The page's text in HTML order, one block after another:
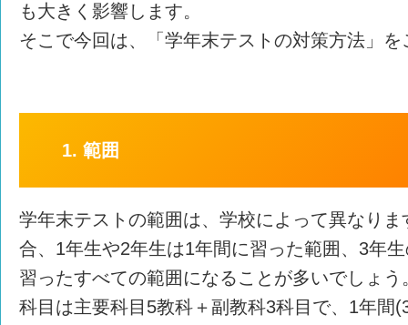
も大きく影響します。
そこで今回は、「学年末テストの対策方法」
1. 範囲
学年末テストの範囲は、学校によって異なり
合、1年生や2年生は1年間に習った範囲、3年
習ったすべての範囲になることが多いでしょう
科目は主要科目5教科＋副教科3科目で、1年間